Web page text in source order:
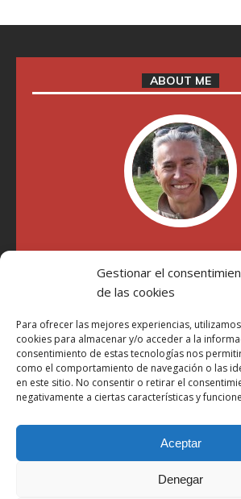
Gestionar el
de las cookies
Para ofrecer las mejores experiencias,
cookies para almacenar y/o acceder a la
consentimiento de estas tecnologías nos
como el comportamiento de navegación o las
en este sitio. No consentir o retirar el
negativamente a ciertas características y
Aceptar
Denegar
ABOUT ME
"Soy Manel Hospido, nací en Valencia en
año 2007 he escrito sobre motos en
Millatrece.com es una apuesta por escribir
participa"
Aviso Legal
Política de Privacidad
Más Información sobre Cookies